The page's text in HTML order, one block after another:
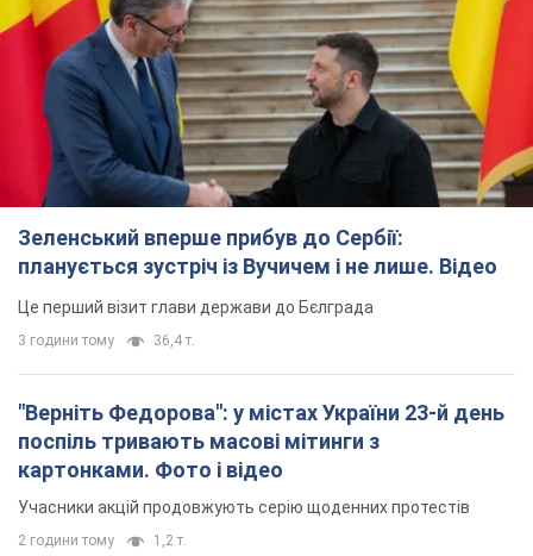
Зеленський вперше прибув до Сербії:
планується зустріч із Вучичем і не лише. Відео
Це перший візит глави держави до Бєлграда
3 години тому 36,4 т.
"Верніть Федорова": у містах України 23-й день
поспіль тривають масові мітинги з
картонками. Фото і відео
Учасники акцій продовжують серію щоденних протестів
2 години тому 1,2 т.